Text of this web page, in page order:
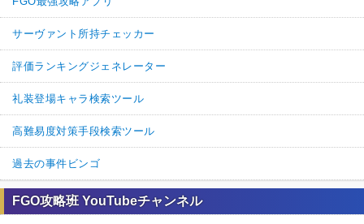
サーヴァント所持チェッカー
評価ランキングジェネレーター
礼装登場キャラ検索ツール
高難易度対策手段検索ツール
過去の事件ビンゴ
FGO攻略班 YouTubeチャンネル